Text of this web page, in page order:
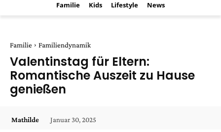
Familie Kids Lifestyle News
Familie Familiendynamik
Valentinstag für Eltern:
Romantische Auszeit zu Hause
genießen
Mathilde Januar 30, 2025